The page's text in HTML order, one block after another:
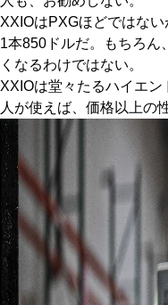
XXIOはPXGほどではな
1本850ドルだ。もちろん
くなるわけではない。
XXIOは堂々たるハイエ
人が使えば、価格以上の
LAB テスト・データ検証
Golf News ゴルフニュ
REVIEWS 製品レビュー
DRIVERS
FAIRWAY WOODS
HYBRIDS ハイブリッド
IRONS アイアン
WEDGES ウェッジ
力してください。